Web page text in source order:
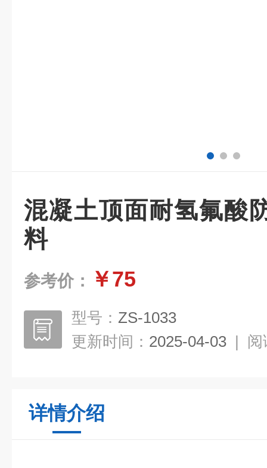
混凝土顶面耐氢氟酸
料
参考价： ￥75
型号： ZS-1033
更新时间： 2025-04-03 | 阅
详情介绍